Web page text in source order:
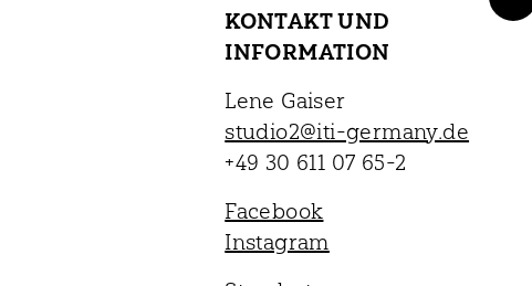
KONTAKT UND
INFORMATION
Lene Gaiser
studio2@iti-germany.de
+49 30 611 07 65-2
Facebook
Instagram